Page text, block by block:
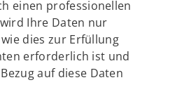
einen professionellen
Ihre Daten nur
dies zur Erfüllung
erforderlich ist und
auf diese Daten